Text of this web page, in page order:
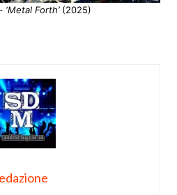
‘Metal Forth’(2025)